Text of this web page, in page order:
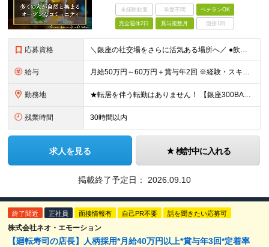
未経験歓迎 学歴不問 ベテランOK
完全週休2日 賞与複数月 面接1回
応募資格 ＼銀座の社交場をさらに活気ある場所へ／ ●飲食業界での店舗運営（店長・副店長等）経験をお持ちの方（業態不問） ●キッチン業務（仕込み等）の経験をお持ちの方 ※売上・経費管理等の数値管理経験がある方を想
給与 月給50万円～60万円＋賞与年2回 ※経験・スキルに応じて給与を決定します ※月給には、固定残業代（月30h分/83,000円以上）を含みます。超過分は別途支給します ※試用期間は6ヶ月。その間は月
勤務地 ★転居を伴う転勤はありません！ 【銀座300BAR5丁目店】 東京都中央区銀座5-9-11 ファゼンダビルB1 【銀座300BAR8丁目店】 東京都中央区銀座8-3-12 GINZA須賀ビルB1
残業時間 30時間以内
求人を見る 検討中に入れる
掲載終了予定日： 2026.09.10
終了間近 正社員 面接情報有 自己PR不要 話を聞きたい応募可
株式会社ネオ・エモーション
【廻転寿司の店長】人柄採用*月給40万円以上*賞与年3回*定着率